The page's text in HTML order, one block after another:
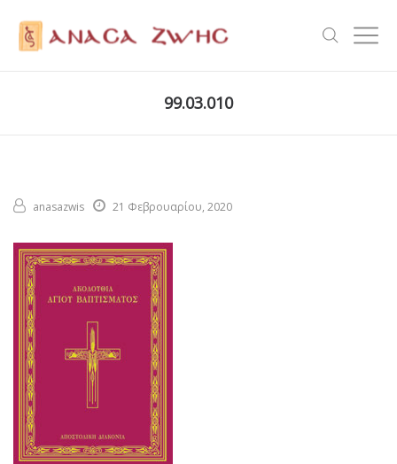
99.03.010
anasazwis 21 Φεβρουαρίου, 2020